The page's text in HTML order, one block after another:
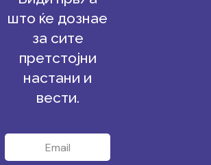
Биди прв/а
што ќе дознае
за сите
претстојни
настани и